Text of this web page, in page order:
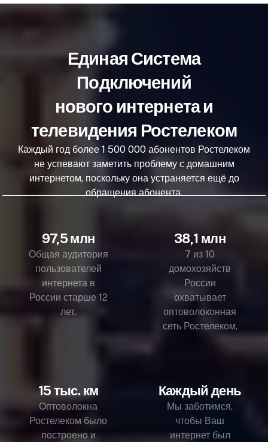
Единая Система
Подключений
нового интернета и
телевидения Ростелеком
Каждый год более 1 500 000 абонентов Ростелеком
не успевают заметить проблему с домашним
интернетом, поскольку она устраняется ещё до
обращения абонента.
97,5 млн
Общая аудитория
пользователей
интернета в
России старше 12
лет.
38,1 млн
7 из 10
домохозяйств
России
охватывает
оптоволоконная
сеть Ростелеком.
15 тыс. км
Оптоволокна
Ростелеком было
построено и
Каждый день
Мы заботимся,
чтобы Ваш
интернет был